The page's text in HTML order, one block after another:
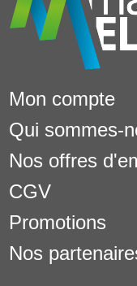
Mon compte
Qui sommes-
Nos offres
CGV
Promotions
Nos